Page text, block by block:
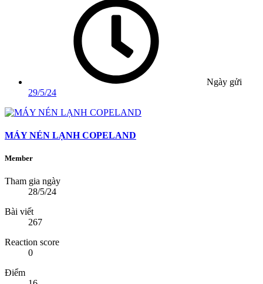
Ngày gửi
29/5/24
MÁY NÉN LẠNH COPELAND
Member
Tham gia ngày
28/5/24
Bài viết
267
Reaction score
0
Điểm